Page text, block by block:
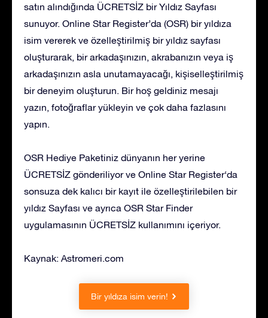
satın alındığında ÜCRETSİZ bir Yıldız Sayfası
sunuyor. Online Star Register’da (OSR) bir yıldıza
isim vererek ve özelleştirilmiş bir yıldız sayfası
oluşturarak, bir arkadaşınızın, akrabanızın veya iş
arkadaşınızın asla unutamayacağı, kişiselleştirilmiş
bir deneyim oluşturun. Bir hoş geldiniz mesajı
yazın, fotoğraflar yükleyin ve çok daha fazlasını
yapın.
OSR Hediye Paketiniz dünyanın her yerine
ÜCRETSİZ gönderiliyor ve Online Star Register‘da
sonsuza dek kalıcı bir kayıt ile özelleştirilebilen bir
yıldız Sayfası ve ayrıca OSR Star Finder
uygulamasının ÜCRETSİZ kullanımını içeriyor.
Kaynak: Astromeri.com
Bir yıldıza isim verin!